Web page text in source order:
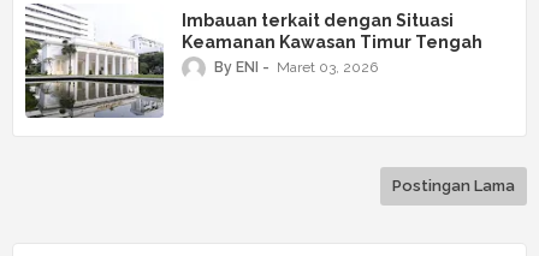
Imbauan terkait dengan Situasi
Keamanan Kawasan Timur Tengah
By ENI Maret 03, 2026
Postingan Lama